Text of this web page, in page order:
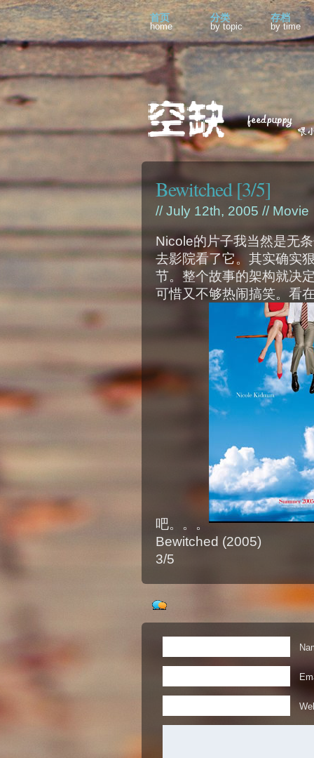
首页
home
分类
by topic
存档
by time
Bewitched [3/5]
// July 12th, 2005 // Movie
Nicole的片子我当然是无
去影院看了它。其实确实
节。整个故事的架构就决
可惜又不够热闹搞笑。看
吧。。。
Bewitched (2005)
3/5